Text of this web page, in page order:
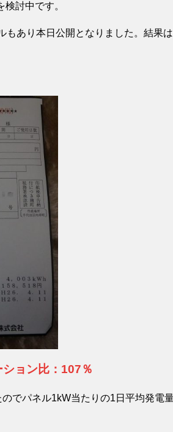
討中です。
もあり本日公開となりました。結果
ョン比：107％
でパネル1kW当たりの1日平均発電